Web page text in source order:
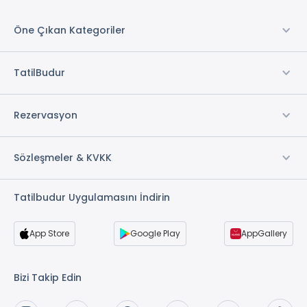
Öne Çıkan Kategoriler
TatilBudur
Rezervasyon
Sözleşmeler & KVKK
Tatilbudur Uygulamasını İndirin
App Store Google Play AppGallery
Bizi Takip Edin